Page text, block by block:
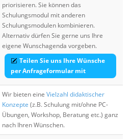
priorisieren. Sie können das
Schulungsmodul mit anderen
Schulungsmodulen kombinieren.
Alternativ dürfen Sie gerne uns Ihre
eigene Wunschagenda vorgeben.
Teilen Sie uns Ihre Wünsche
per Anfrageformular mit
Wir bieten eine Vielzahl didaktischer
Konzepte (z.B. Schulung mit/ohne PC-
Übungen, Workshop, Beratung etc.) ganz
nach Ihren Wünschen.